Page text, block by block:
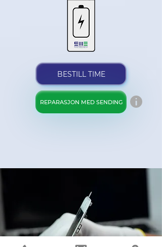
BESTILL TIME
REPARASJON MED SENDING